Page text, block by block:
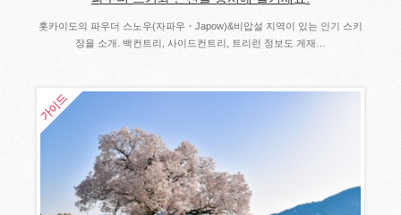
홋카이도의 파우더 스노우(자파우・Japow)&비압설 지역이 있는 인기 스키
장을 소개. 백컨트리, 사이드컨트리, 트리런 정보도 게재…